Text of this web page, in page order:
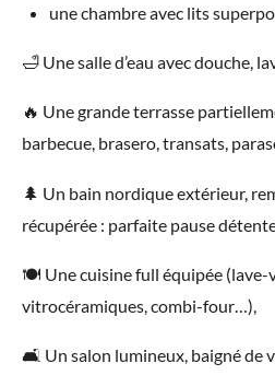
une chambre avec lits
🛁 Une salle d’eau avec douche,
🔥 Une grande terrasse
barbecue, brasero, transats,
🌲 Un bain nordique extérieur,
récupérée : parfaite pause
🍽️ Une cuisine full équipée (lave-
vitrocéramiques, combi-four…),
🛋️ Un salon lumineux, baigné de